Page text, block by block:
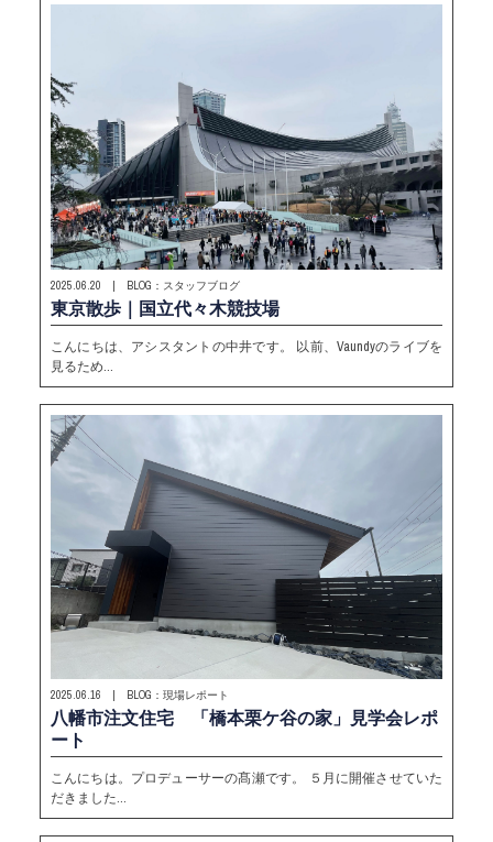
2025.06.20 | BLOG：スタッフブログ
東京散歩｜国立代々木競技場
こんにちは、アシスタントの中井です。 以前、Vaundyのライブを
見るため…
2025.06.16 | BLOG：現場レポート
八幡市注文住宅 「橋本栗ケ谷の家」見学会レポ
ート
こんにちは。プロデューサーの髙瀬です。 ５月に開催させていた
だきました…